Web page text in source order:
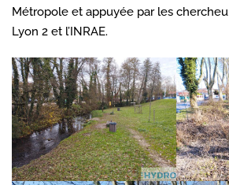
Métropole et appuyée par les
Lyon 2 et l’INRAE.